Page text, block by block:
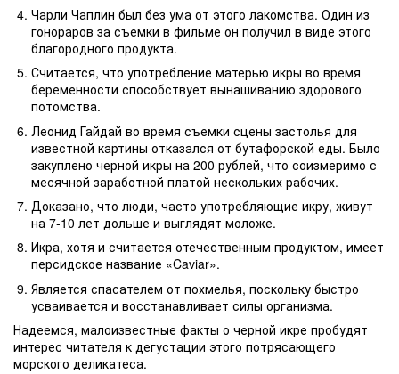
Чарли Чаплин был без ума от этого лакомства. Один из
гонораров за съемки в фильме он получил в виде этого
благородного продукта.
Считается, что употребление матерью икры во время
беременности способствует вынашиванию здорового
потомства.
Леонид Гайдай во время съемки сцены застолья для
известной картины отказался от бутафорской еды. Было
закуплено черной икры на 200 рублей, что соизмеримо с
месячной заработной платой нескольких рабочих.
Доказано, что люди, часто употребляющие икру, живут
на 7-10 лет дольше и выглядят моложе.
Икра, хотя и считается отечественным продуктом, имеет
персидское название «Caviar».
Является спасателем от похмелья, поскольку быстро
усваивается и восстанавливает силы организма.
Надеемся, малоизвестные факты о черной икре пробудят
интерес читателя к дегустации этого потрясающего
морского деликатеса.